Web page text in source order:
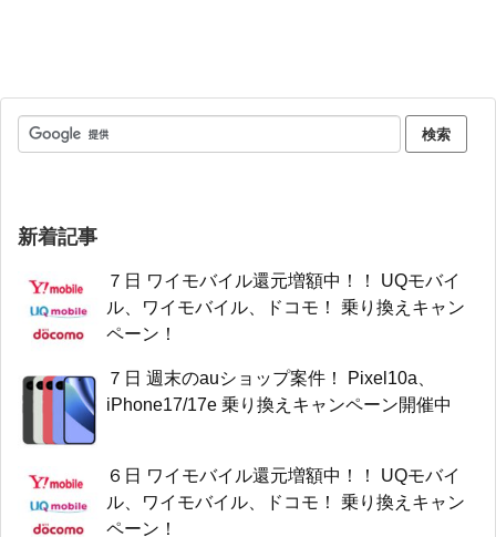
新着記事
７日 ワイモバイル還元増額中！！ UQモバイ
ル、ワイモバイル、ドコモ！ 乗り換えキャン
ペーン！
７日 週末のauショップ案件！ Pixel10a、
iPhone17/17e 乗り換えキャンペーン開催中
６日 ワイモバイル還元増額中！！ UQモバイ
ル、ワイモバイル、ドコモ！ 乗り換えキャン
ペーン！